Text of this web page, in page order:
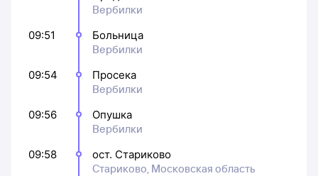
Вербилки
09:51
Больница
Вербилки
09:54
Просека
Вербилки
09:56
Опушка
Вербилки
09:58
ост. Стариково
Стариково, Московская область